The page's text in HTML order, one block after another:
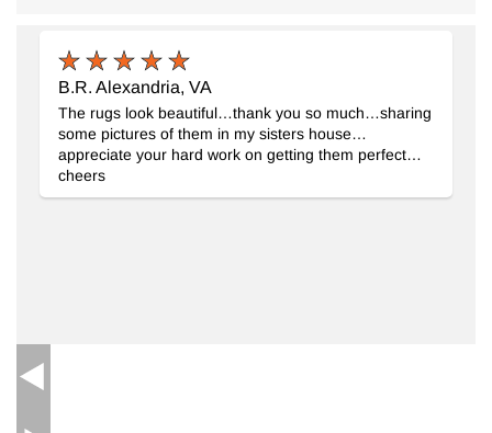
B.R. Alexandria, VA
The rugs look beautiful…thank you so much…sharing
some pictures of them in my sisters house…
appreciate your hard work on getting them perfect…
cheers